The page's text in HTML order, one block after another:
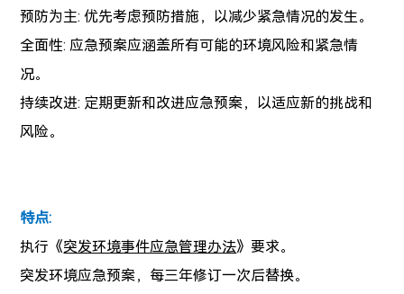
预防为主: 优先考虑预防措施，以减少紧急情况的发生。
全面性: 应急预案应涵盖所有可能的环境风险和紧急情
况。
持续改进: 定期更新和改进应急预案，以适应新的挑战和
风险。
特点:
执行《突发环境事件应急管理办法》要求。
突发环境应急预案，每三年修订一次后替换。